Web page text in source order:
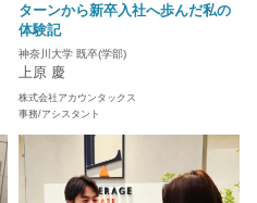
ターンから新卒入社へ歩んだ私の
体験記
神奈川大学 既卒(学部)
上原 慶
株式会社アカウンタックス
事務/アシスタント